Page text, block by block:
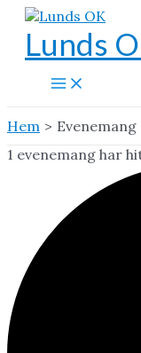
Hoppa
innehåll
Lunds
Main
Hem
Evenemang
1 evenemang har